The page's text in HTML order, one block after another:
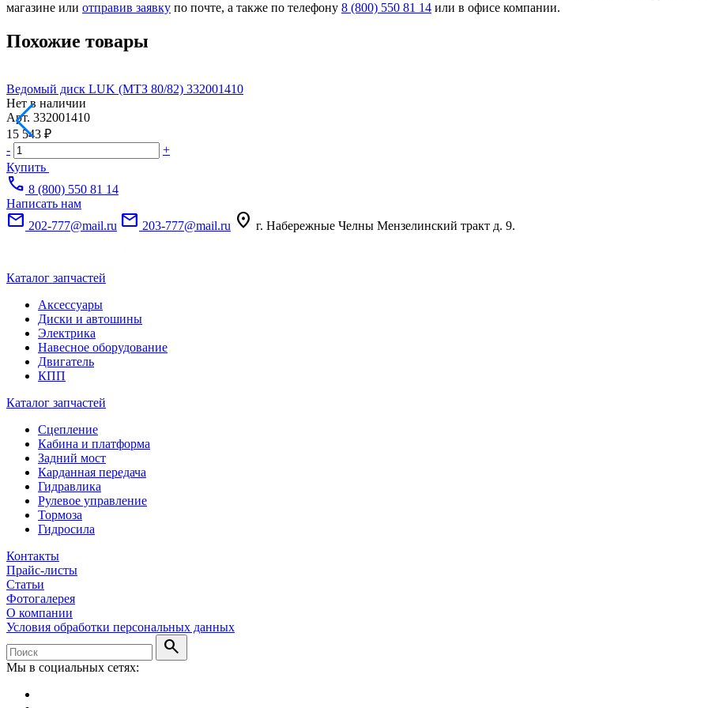
магазине или отправив заявку по почте, а также по телефону 8 (800) 550 81 14 или в офисе компании.
Похожие товары
Ведомый диск LUK (МТЗ 80/82) 332001410
Нет в наличии
Арт. 332001410
15 543 ₽
-
+
Купить
call 8 (800) 550 81 14
Написать нам
mail 202-777@mail.ru mail 203-777@mail.ru location_on г. Набережные Челны Мензелинский тракт д. 9.
Каталог запчастей
Аксессуары
Диски и автошины
Электрика
Навесное оборудование
Двигатель
КПП
Каталог запчастей
Сцепление
Кабина и платформа
Задний мост
Карданная передача
Гидравлика
Рулевое управление
Тормоза
Гидросила
Контакты
Прайс-листы
Статьи
Фотогалерея
О компании
Условия обработки персональных данных
search
Мы в социальных сетях: